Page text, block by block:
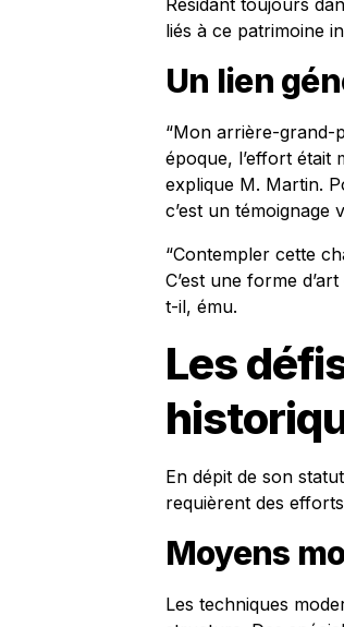
Résidant toujours
liés à ce patrimoine
Un lien
“Mon arrière-grand-
époque, l’effort était
explique M. Martin.
c’est un témoignage
“Contempler cette
C’est une forme
t-il, ému.
Les
En dépit de son
requièrent des
Moyens
Les techniques